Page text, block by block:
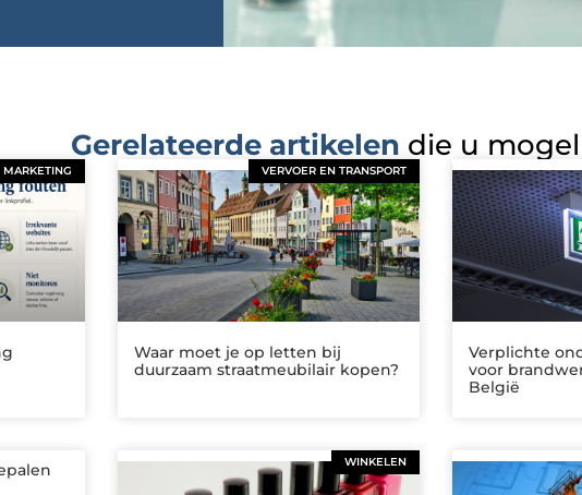
Gerelateerde artikelen die u
MARKETING VERVOER EN TRANSPORT
Waar moet je op letten bij
duurzaam straatmeubilair kopen?
Verplichte
voor
België
WINKELEN